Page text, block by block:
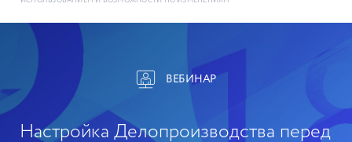
ВЕБИНАР
Настройка Делопроизводства перед